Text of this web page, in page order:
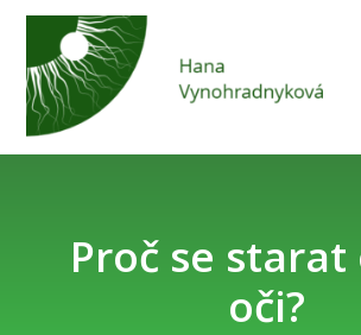
Proč se starat
oči?